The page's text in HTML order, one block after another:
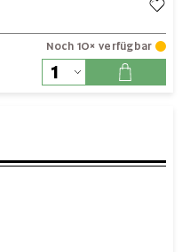
Noch 10× verfügbar